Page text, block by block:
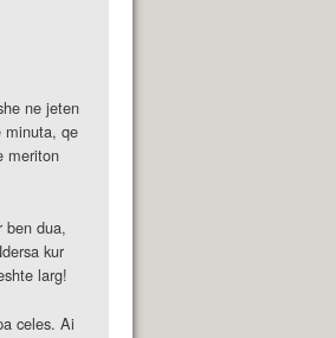
ne jeten
minuta, qe
meriton
ben dua,
kur
larg!
celes. Ai